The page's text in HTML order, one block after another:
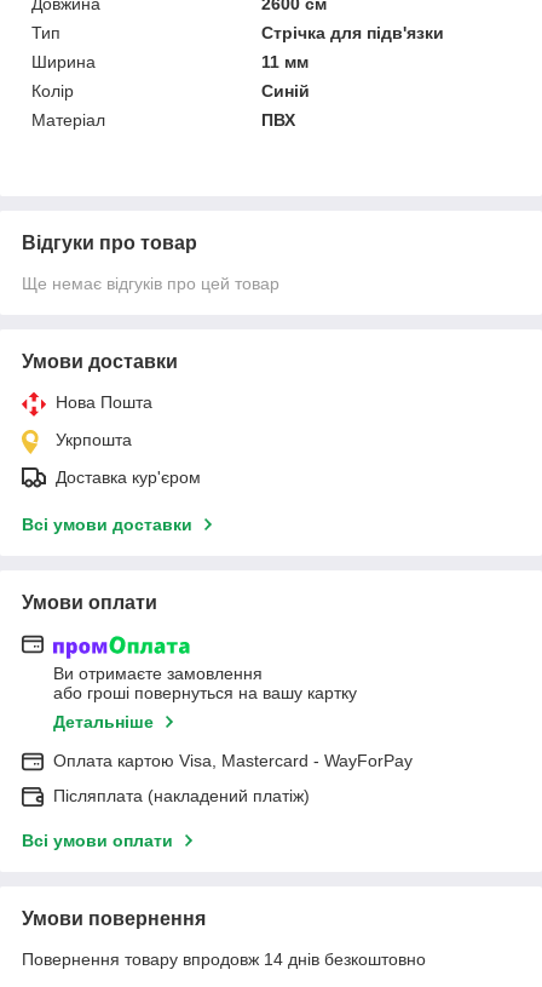
Довжина
2600 см
Тип
Стрічка для підв'язки
Ширина
11 мм
Колір
Синій
Матеріал
ПВХ
Відгуки про товар
Ще немає відгуків про цей товар
Умови доставки
Нова Пошта
Укрпошта
Доставка кур'єром
Всі умови доставки
Умови оплати
Ви отримаєте замовлення
або гроші повернуться на вашу картку
Детальніше
Оплата картою Visa, Mastercard - WayForPay
Післяплата (накладений платіж)
Всі умови оплати
Умови повернення
Повернення товару впродовж 14 днів безкоштовно